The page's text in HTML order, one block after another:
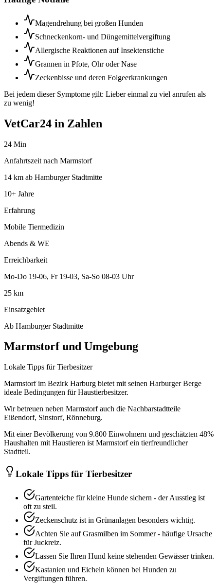
Magendrehung bei großen Hunden
Schneckenkorn- und Düngemittelvergiftung
Allergische Reaktionen auf Insektenstiche
Grannen in Pfote, Ohr oder Nase
Zeckenbisse und deren Folgeerkrankungen
Bei jedem dieser Symptome gilt: Lieber einmal zu viel anrufen als
zu wenig!
VetCar24 in Zahlen
24 Min
Anfahrtszeit nach Marmstorf
14 km ab Hamburger Stadtmitte
10+ Jahre
Erfahrung
Mobile Tiermedizin
Abends & WE
Erreichbarkeit
Mo-Do 19-06, Fr 19-03, Sa-So 08-03 Uhr
25 km
Einsatzgebiet
Ab Hamburger Stadtmitte
Marmstorf und Umgebung
Lokale Tipps für Tierbesitzer
Marmstorf im Bezirk Harburg bietet mit seinen Harburger Berge
ideale Bedingungen für Haustierbesitzer.
Wir betreuen neben Marmstorf auch die Nachbarstadtteile
Eißendorf, Sinstorf, Rönneburg.
Mit einer Bevölkerung von 9.800 Einwohnern und geschätzten 48%
Haushalten mit Haustieren ist Marmstorf ein tierfreundlicher
Stadtteil.
Lokale Tipps für Tierbesitzer
Gartenteiche für kleine Hunde sichern - der Ausstieg ist
oft zu steil.
Zeckenschutz ist in Grünanlagen besonders wichtig.
Achten Sie auf Grasmilben im Sommer - häufige Ursache
für Juckreiz.
Lassen Sie Ihren Hund keine stehenden Gewässer trinken.
Kastanien und Eicheln können bei Hunden zu
Vergiftungen führen.